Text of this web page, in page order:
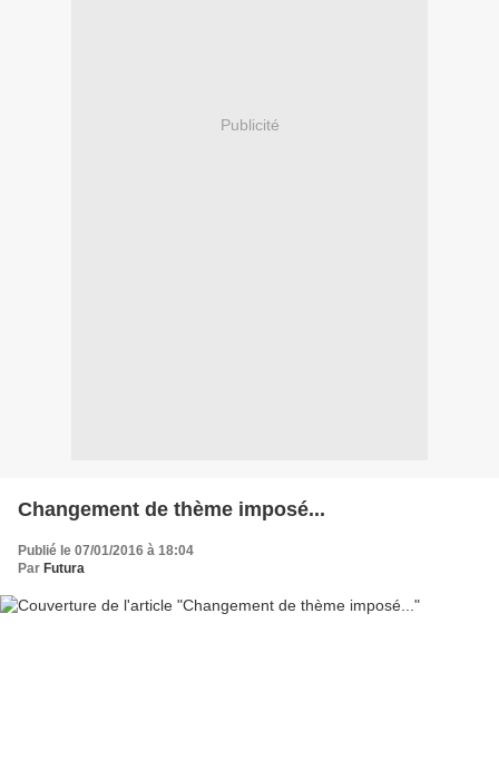
Publicité
Changement de thème imposé...
Publié le 07/01/2016 à 18:04
Par Futura